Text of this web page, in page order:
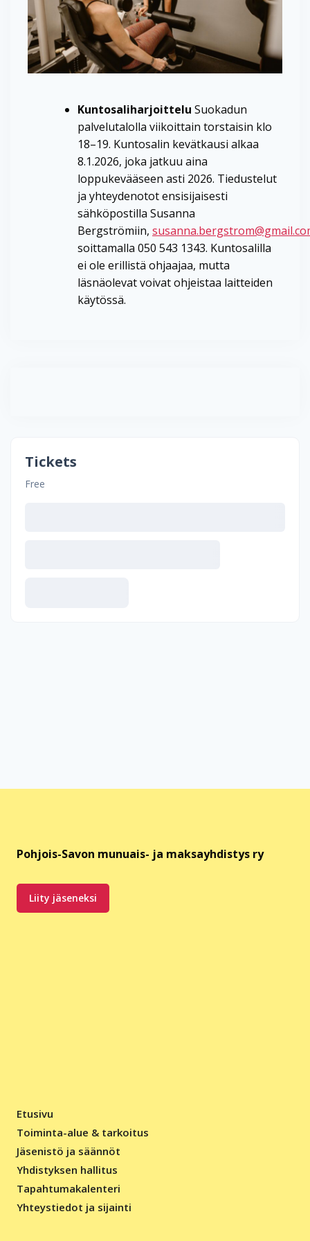
Kuntosaliharjoittelu Suokadun
palvelutalolla viikoittain torstaisin klo
18–19. Kuntosalin kevätkausi alkaa
8.1.2026, joka jatkuu aina
loppukevääseen asti 2026. Tiedustelut
ja yhteydenotot ensisijaisesti
sähköpostilla Susanna
Bergströmiin,
soittamalla 050 543 1343. Kuntosalilla
ei ole erillistä ohjaajaa, mutta
läsnäolevat voivat ohjeistaa laitteiden
käytössä.
Tickets
Free
Pohjois-Savon munuais- ja maksayhdistys ry
Liity jäseneksi
Etusivu
Toiminta-alue & tarkoitus
Jäsenistö ja säännöt
Yhdistyksen hallitus
Tapahtumakalenteri
Yhteystiedot ja sijainti